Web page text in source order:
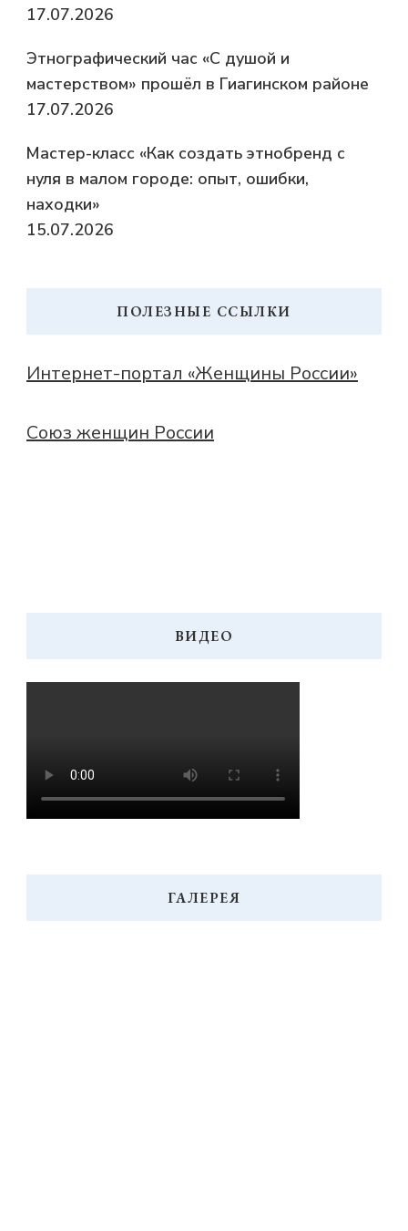
17.07.2026
Этнографический час «С душой и
мастерством» прошёл в Гиагинском районе
17.07.2026
Мастер-класс «Как создать этнобренд с
нуля в малом городе: опыт, ошибки,
находки»
15.07.2026
ПОЛЕЗНЫЕ ССЫЛКИ
Интернет-портал «Женщины России»
Союз женщин России
ВИДЕО
ГАЛЕРЕЯ